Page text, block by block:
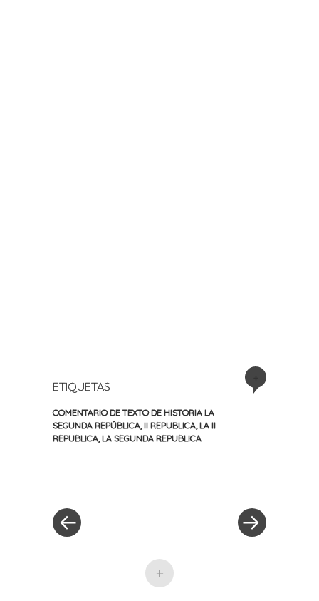
ETIQUETAS
COMENTARIO DE TEXTO DE HISTORIA LA
SEGUNDA REPÚBLICA II REPUBLICA LA II
REPUBLICA LA SEGUNDA REPUBLICA
entradas
+